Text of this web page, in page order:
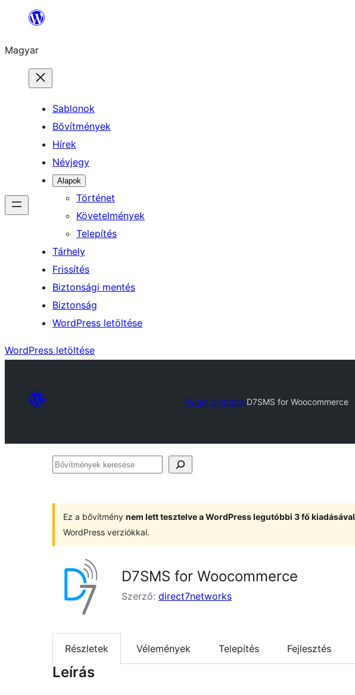
Ugrás
tartalomhoz
Magyar
Sablonok
Bővítmények
Hírek
Névjegy
Alapok
Történet
Követelmények
Telepítés
Tárhely
Frissítés
Biztonsági mentés
Biztonság
WordPress letöltése
WordPress letöltése
Plugin DirectoryD7SMS for Woocommerce
Bővítmények
Ez a bővítmény nem lett tesztelve a WordPress legutóbbi 3 fő kiadásával
WordPress verziókkal.
D7SMS for Woocommerce
Szerző: direct7networks
Részletek Vélemények Telepítés Fejlesztés
Leírás